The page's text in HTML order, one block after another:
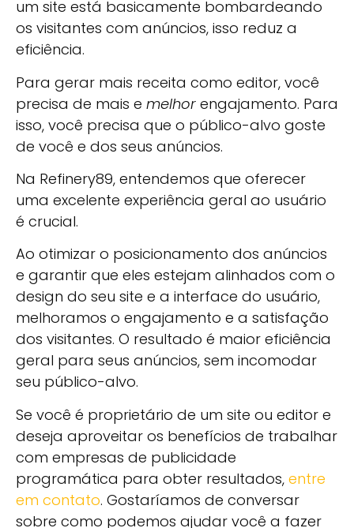
um site está basicamente bombardeando
os visitantes com anúncios, isso reduz a
eficiência.
Para gerar mais receita como editor, você
precisa de mais e melhor engajamento. Para
isso, você precisa que o público-alvo goste
de você e dos seus anúncios.
Na Refinery89, entendemos que oferecer
uma excelente experiência geral ao usuário
é crucial.
Ao otimizar o posicionamento dos anúncios
e garantir que eles estejam alinhados com o
design do seu site e a interface do usuário,
melhoramos o engajamento e a satisfação
dos visitantes. O resultado é maior eficiência
geral para seus anúncios, sem incomodar
seu público-alvo.
Se você é proprietário de um site ou editor e
deseja aproveitar os benefícios de trabalhar
com empresas de publicidade
programática para obter resultados, entre
em contato. Gostaríamos de conversar
sobre como podemos ajudar você a fazer